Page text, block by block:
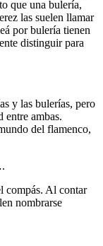
que una bulería,
las suelen llamar
por bulería tienen
distinguir para
y las bulerías, pero
entre ambas.
del flamenco,
compás. Al contar
nombrarse